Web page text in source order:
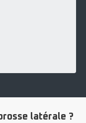
latérale ?